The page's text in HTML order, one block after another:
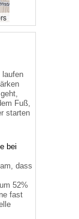
laufen
Fuß,
starten
bei
dass
52%
fast